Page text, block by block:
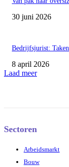
30 juni 2026
Bedrijfsjurist:
8 april 2026
Laad meer
Sectoren
Arbeidsmarkt
Bouw